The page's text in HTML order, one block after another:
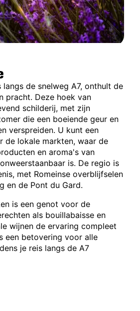
de snelweg A7, onthult de
pracht. Deze hoek van
schilderij, met zijn
die een boeiende geur en
verspreiden. U kunt een
de lokale markten, waar de
en aroma's van
is. De regio is
met Romeinse overblijfselen
en de Pont du Gard.
is een genot voor de
als bouillabaisse en
wijnen de ervaring compleet
een betovering voor alle
je reis langs de A7